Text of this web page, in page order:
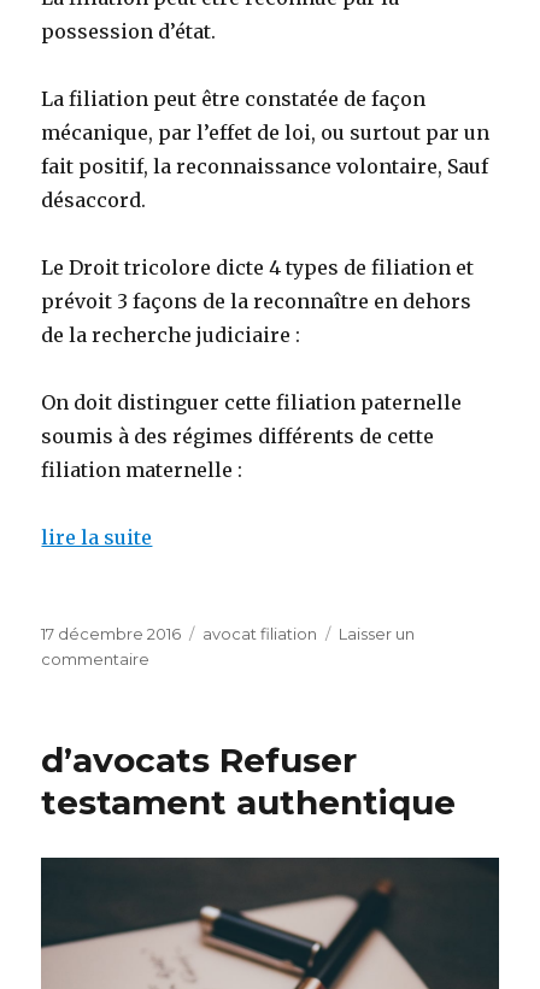
possession d’état.
La filiation peut être constatée de façon
mécanique, par l’effet de loi, ou surtout par un
fait positif, la reconnaissance volontaire, Sauf
désaccord.
Le Droit tricolore dicte 4 types de filiation et
prévoit 3 façons de la reconnaître en dehors
de la recherche judiciaire :
On doit distinguer cette filiation paternelle
soumis à des régimes différents de cette
filiation maternelle :
lire la suite
Publié
le
17 décembre 2016 Catégories
avocat filiation
Laisser un
commentaire
d’avocats Refuser
testament authentique